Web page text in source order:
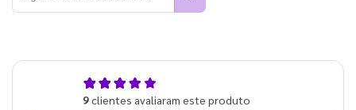
9clientes avaliaram este produto